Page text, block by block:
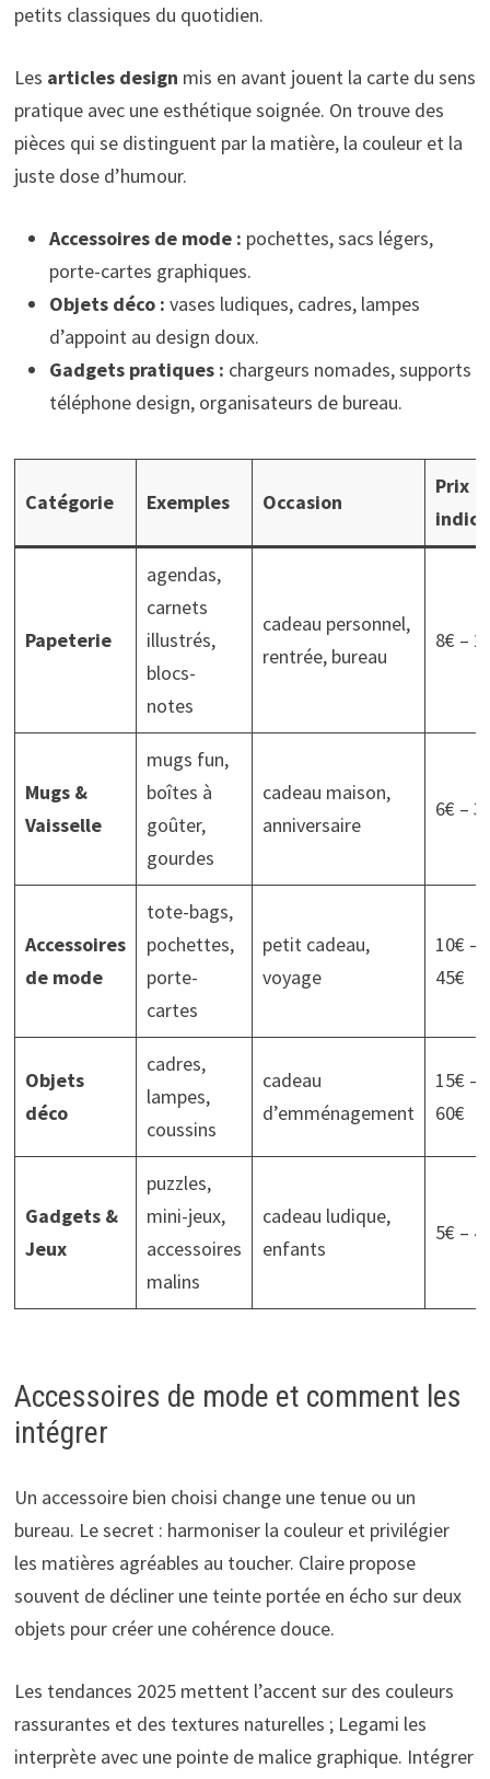
petits classiques du quotidien.
Les articles design mis en avant jouent la carte du sens
pratique avec une esthétique soignée. On trouve des
pièces qui se distinguent par la matière, la couleur et la
juste dose d’humour.
Accessoires de mode : pochettes, sacs légers,
porte-cartes graphiques.
Objets déco : vases ludiques, cadres, lampes
d’appoint au design doux.
Gadgets pratiques : chargeurs nomades, supports
téléphone design, organisateurs de bureau.
Catégorie Exemples Occasion
Prix
Papeterie
agendas,
carnets
illustrés,
blocs-
notes
cadeau personnel,
rentrée, bureau
8€ –
Mugs &
Vaisselle
mugs fun,
boîtes à
goûter,
gourdes
cadeau maison,
anniversaire
6€ –
Accessoires
de mode
tote-bags,
pochettes,
porte-
cartes
petit cadeau,
voyage
10€ –
45€
Objets
déco
cadres,
lampes,
coussins
cadeau
d’emménagement
15€ –
60€
Gadgets &
Jeux
puzzles,
mini-jeux,
accessoires
malins
cadeau ludique,
enfants
5€ –
Accessoires de mode et comment les
intégrer
Un accessoire bien choisi change une tenue ou un
bureau. Le secret : harmoniser la couleur et privilégier
les matières agréables au toucher. Claire propose
souvent de décliner une teinte portée en écho sur deux
objets pour créer une cohérence douce.
Les tendances 2025 mettent l’accent sur des couleurs
rassurantes et des textures naturelles ; Legami les
interprète avec une pointe de malice graphique. Intégrer